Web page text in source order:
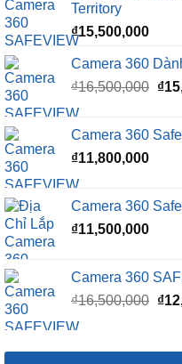
Territory
₫15,500,000
Camera 360
₫16,500,000 Giá
₫
Camera 360
₫11,800,000
Camera 360
₫11,500,000
Camera 360
₫16,500,000 Giá
₫